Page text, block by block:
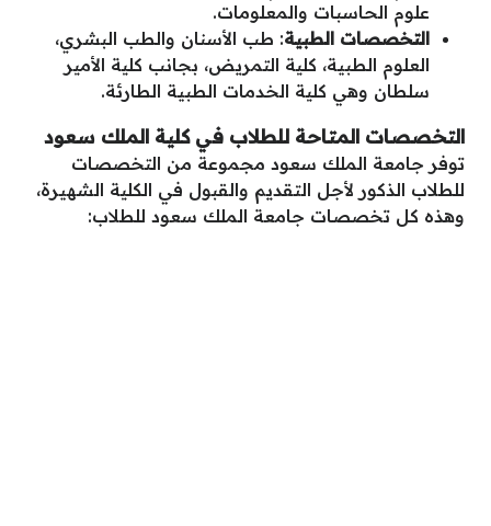
علوم الحاسبات والمعلومات.
التخصصات الطبية: طب الأسنان والطب البشري،
العلوم الطبية، كلية التمريض، بجانب كلية الأمير
سلطان وهي كلية الخدمات الطبية الطارئة.
التخصصات المتاحة للطلاب في كلية الملك سعود
توفر جامعة الملك سعود مجموعة من التخصصات
للطلاب الذكور لأجل التقديم والقبول في الكلية الشهيرة،
وهذه كل تخصصات جامعة الملك سعود للطلاب: